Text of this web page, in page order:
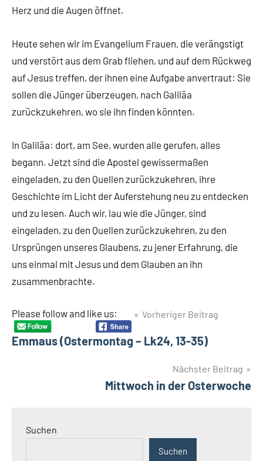
Herz und die Augen öffnet.
Heute sehen wir im Evangelium Frauen, die verängstigt
und verstört aus dem Grab fliehen, und auf dem Rückweg
auf Jesus treffen, der ihnen eine Aufgabe anvertraut: Sie
sollen die Jünger überzeugen, nach Galiläa
zurückzukehren, wo sie ihn finden könnten.
In Galiläa: dort, am See, wurden alle gerufen, alles
begann. Jetzt sind die Apostel gewissermaßen
eingeladen, zu den Quellen zurückzukehren, ihre
Geschichte im Licht der Auferstehung neu zu entdecken
und zu lesen. Auch wir, lau wie die Jünger, sind
eingeladen, zu den Quellen zurückzukehren, zu den
Ursprüngen unseres Glaubens, zu jener Erfahrung, die
uns einmal mit Jesus und dem Glauben an ihn
zusammenbrachte.
Please follow and like us:
BeitragsnavigationVorheriger Beitrag
Emmaus (Ostermontag – Lk24, 13-35)
Nächster Beitrag
Mittwoch in der Osterwoche
Suchen
Suchen